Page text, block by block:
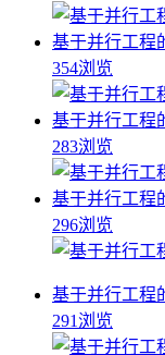
基于并行工程
354浏览
基于并行工程
283浏览
基于并行工程
296浏览
基于并行工程
291浏览